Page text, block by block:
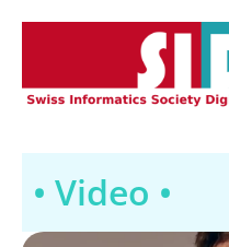
• Video •